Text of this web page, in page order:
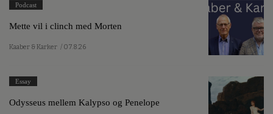
Podcast
Mette vil i clinch med Morten
Kaaber & Karker / 07.8.26
Essay
Odysseus mellem Kalypso og Penelope